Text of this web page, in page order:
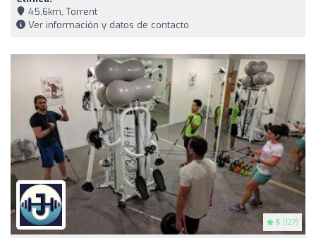
45,6km, Torrent
Ver información y datos de contacto
5 (127)